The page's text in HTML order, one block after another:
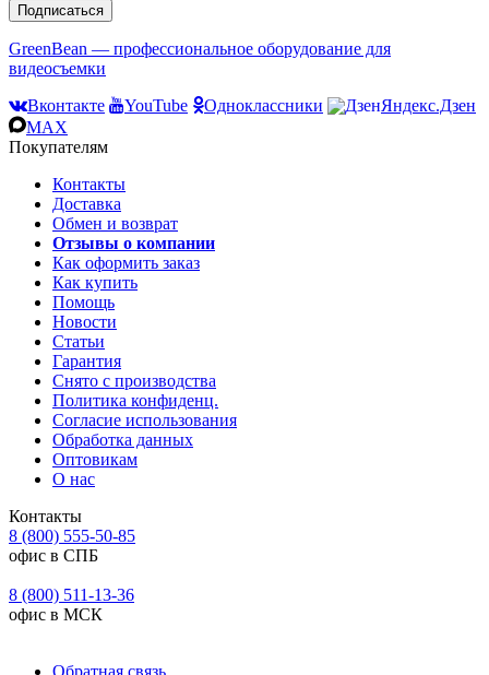
Подписаться
GreenBean — профессиональное оборудование для
видеосъемки
Вконтакте
YouTube Одноклассники
Яндекс.Дзен
MAX
Покупателям
Контакты
Доставка
Обмен и возврат
Отзывы о компании
Как оформить заказ
Как купить
Помощь
Новости
Статьи
Гарантия
Снято с производства
Политика конфиденц.
Согласие использования
Обработка данных
Оптовикам
О нас
Контакты
8 (800) 555-50-85
офис в СПБ
8 (800) 511-13-36
офис в МСК
Обратная связь